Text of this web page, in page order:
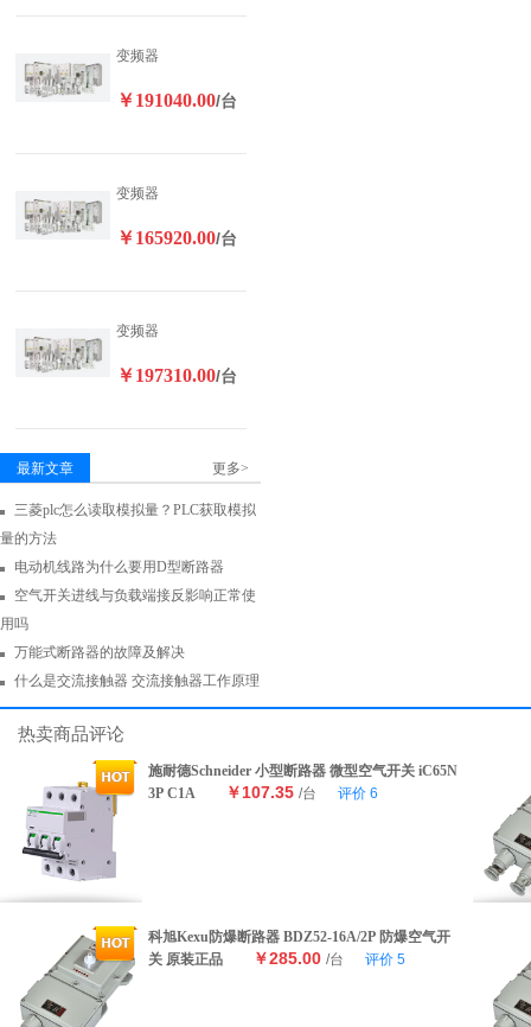
变频器
￥191040.00/台
变频器
￥165920.00/台
变频器
￥197310.00/台
最新文章 更多>
三菱plc怎么读取模拟量？PLC获取模拟
量的方法
电动机线路为什么要用D型断路器
空气开关进线与负载端接反影响正常使
用吗
万能式断路器的故障及解决
什么是交流接触器 交流接触器工作原理
热卖商品评论
施耐德Schneider 小型断路器 微型空气开关 iC65N
3P C1A
￥107.35 /台 评价 6
科旭Kexu防爆断路器 BDZ52-16A/2P 防爆空气开
关 原装正品
￥285.00 /台 评价 5